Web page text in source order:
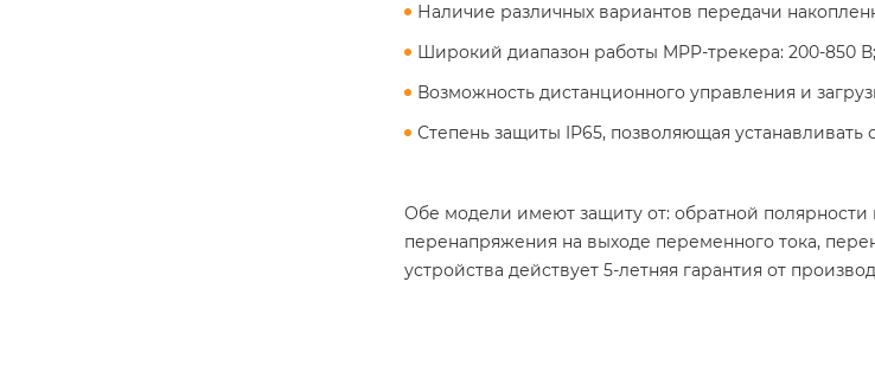
Наличие различных вариантов передачи
Широкий диапазон работы MPP-трекера: 200-850 В;
Возможность дистанционного управления и
Степень защиты IP65, позволяющая устанавливать
Обе модели имеют защиту от: обратной полярности
перенапряжения на выходе переменного тока,
устройства действует 5-летняя гарантия от